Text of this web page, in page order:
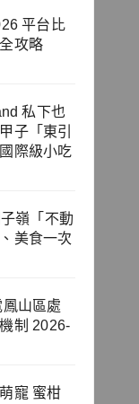
平台比
攻略
私下也
子「東引
際級小吃
嶺「不動
美食一次
山區處
制 2026-
寵 蜜柑